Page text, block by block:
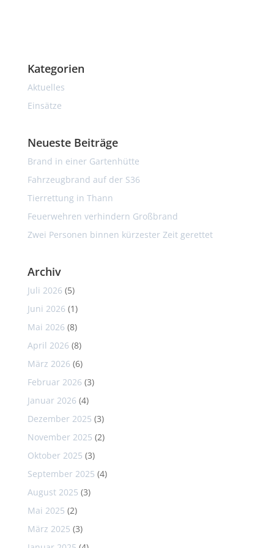
Kategorien
Aktuelles
Einsätze
Neueste Beiträge
Brand in einer Gartenhütte
Fahrzeugbrand auf der S36
Tierrettung in Thann
Feuerwehren verhindern Großbrand
Zwei Personen binnen kürzester Zeit gerettet
Archiv
Juli 2026 (5)
Juni 2026 (1)
Mai 2026 (8)
April 2026 (8)
März 2026 (6)
Februar 2026 (3)
Januar 2026 (4)
Dezember 2025 (3)
November 2025 (2)
Oktober 2025 (3)
September 2025 (4)
August 2025 (3)
Mai 2025 (2)
März 2025 (3)